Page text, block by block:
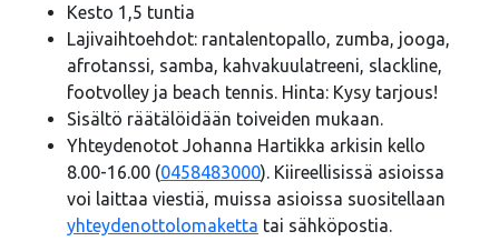
Kesto 1,5 tuntia
Lajivaihtoehdot: rantalentopallo, zumba, jooga,
afrotanssi, samba, kahvakuulatreeni, slackline,
footvolley ja beach tennis. Hinta: Kysy tarjous!
Sisältö räätälöidään toiveiden mukaan.
Yhteydenotot Johanna Hartikka arkisin kello
8.00-16.00 (0458483000). Kiireellisissä asioissa
voi laittaa viestiä, muissa asioissa suositellaan
yhteydenottolomaketta tai sähköpostia.